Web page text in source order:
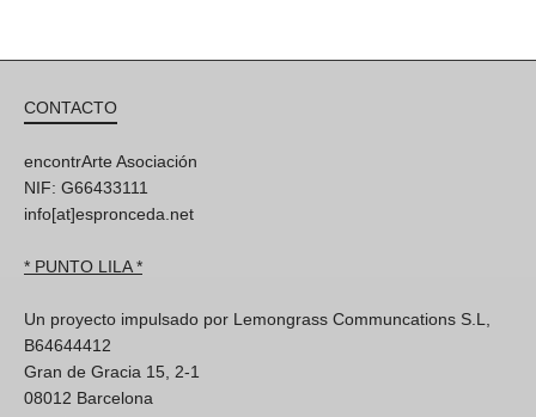
CONTACTO
encontrArte Asociación
NIF: G66433111
info[at]espronceda.net
* PUNTO LILA *
Un proyecto impulsado por Lemongrass Communcations S.L,
B64644412
Gran de Gracia 15, 2-1
08012 Barcelona